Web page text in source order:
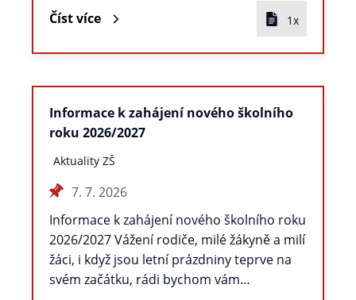
Číst více 1x
Informace k zahájení nového školního
roku 2026/2027
Aktuality ZŠ
7. 7. 2026
Informace k zahájení nového školního roku
2026/2027 Vážení rodiče, milé žákyně a milí
žáci, i když jsou letní prázdniny teprve na
svém začátku, rádi bychom vám…